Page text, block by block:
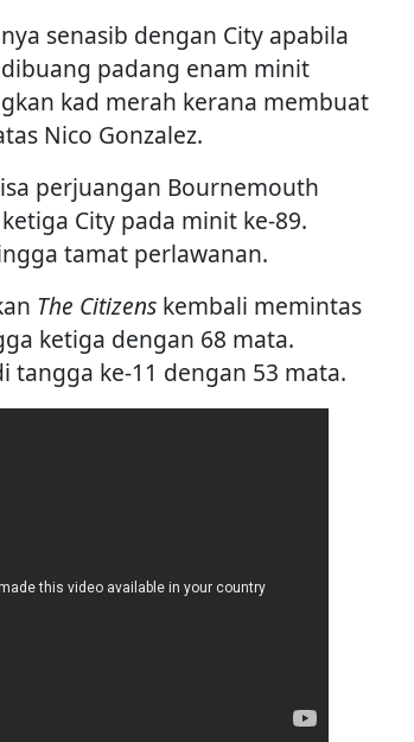
senasib dengan City apabila
padang enam minit
kad merah kerana membuat
Nico Gonzalez.
perjuangan Bournemouth
City pada minit ke-89.
tamat perlawanan.
The Citizens kembali memintas
ketiga dengan 68 mata.
tangga ke-11 dengan 53 mata.